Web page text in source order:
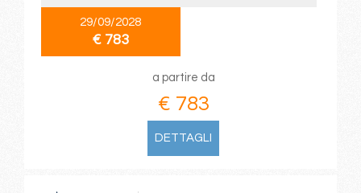
29/09/2028
€ 783
a partire da
€ 783
DETTAGLI